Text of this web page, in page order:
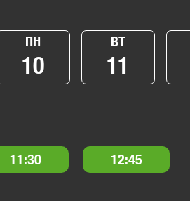
ПН
10
ВТ
11
11:30 12:45